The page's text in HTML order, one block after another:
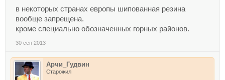
в некоторых странах европы шипованная резина
вообще запрещена.
кроме специально обозначенных горных районов.
30 сен 2013
Арчи_Гудвин
Старожил